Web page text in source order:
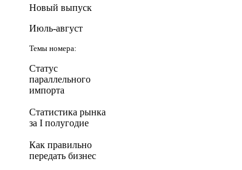
Новый выпуск
Июль-август
Темы номера:
Статус
параллельного
импорта
Статистика рынка
за I полугодие
Как правильно
передать бизнес